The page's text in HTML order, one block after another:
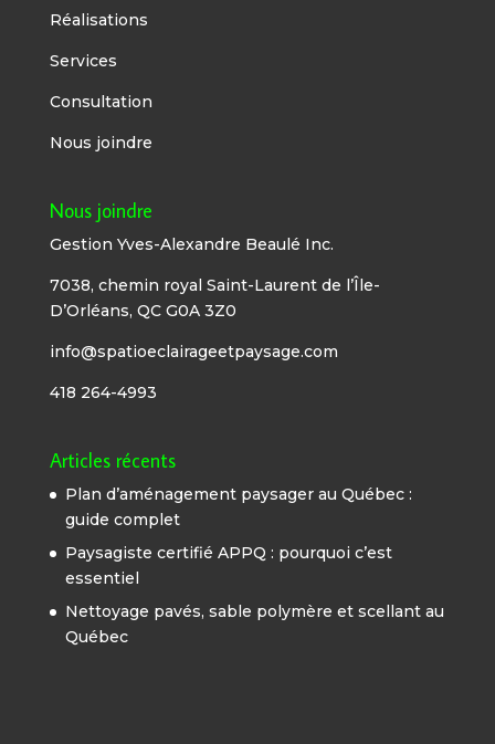
Réalisations
Services
Consultation
Nous joindre
Nous joindre
Gestion Yves-Alexandre Beaulé Inc.
7038, chemin royal Saint-Laurent de l’Île-
D’Orléans, QC G0A 3Z0
info@spatioeclairageetpaysage.com
418 264-4993
Articles récents
Plan d’aménagement paysager au Québec :
guide complet
Paysagiste certifié APPQ : pourquoi c’est
essentiel
Nettoyage pavés, sable polymère et scellant au
Québec